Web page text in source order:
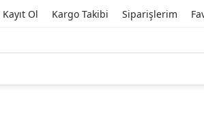
Kayıt Ol Kargo Takibi Siparişlerim